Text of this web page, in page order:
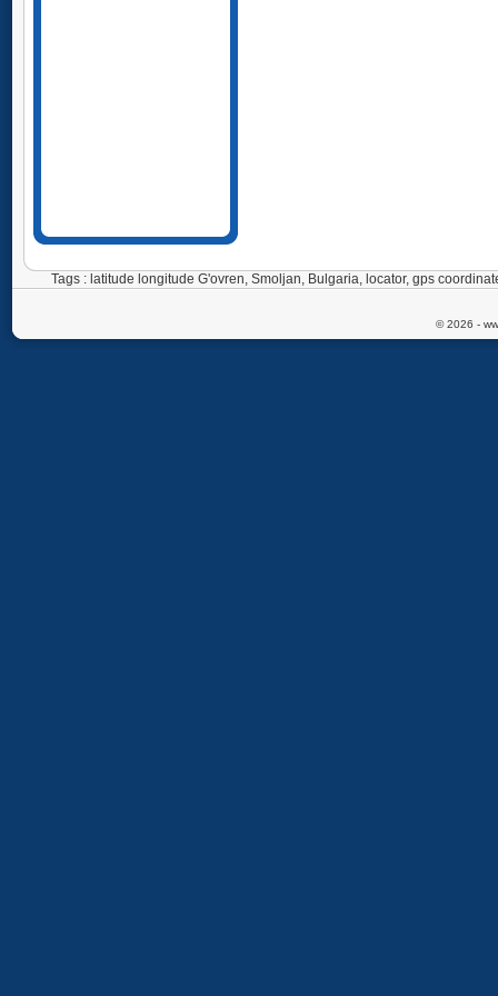
Tags : latitude longitude G'ovren, Smoljan, Bulgaria, locator, gps
© 2026 -